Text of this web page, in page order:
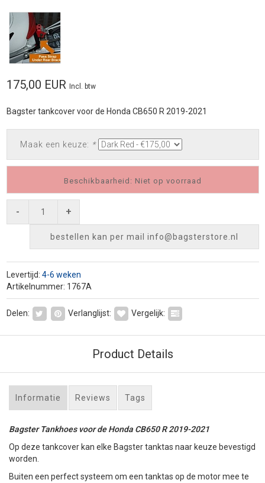
175,00 EUR Incl. btw
Bagster tankcover voor de Honda CB650 R 2019-2021
Maak een keuze: *
Beschikbaarheid: Niet op voorraad
- +
bestellen kan per mail info@bagsterstore.nl
Levertijd: 4-6 weken
Artikelnummer: 1767A
Delen: Verlanglijst: Vergelijk:
Product Details
Informatie Reviews Tags
Bagster Tankhoes voor de Honda CB650 R 2019-2021
Op deze tankcover kan elke Bagster tanktas naar keuze bevestigd
worden.
Buiten een perfect systeem om een tanktas op de motor mee te